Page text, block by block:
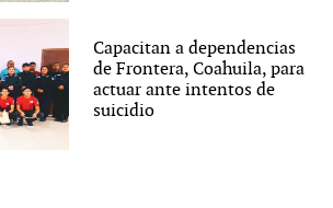
Capacitan a dependencias
de Frontera, Coahuila, para
actuar ante intentos de
suicidio